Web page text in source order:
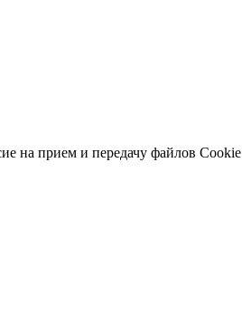
на прием и передачу файлов Cookie